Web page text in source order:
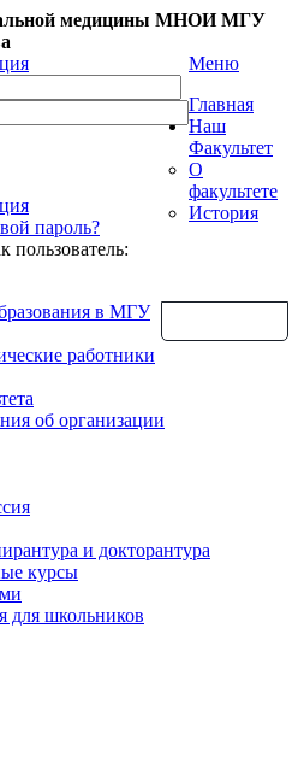
медицины МНОИ МГУ
пароль?
пользователь:
Меню
Главная
Наш
Факультет
О
факультете
История
в МГУ
работники
об организации
и докторантура
курсы
для школьников